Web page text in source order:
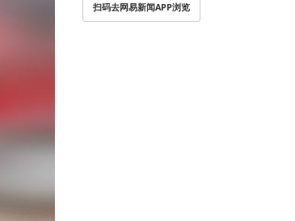
扫码去网易新闻APP浏览